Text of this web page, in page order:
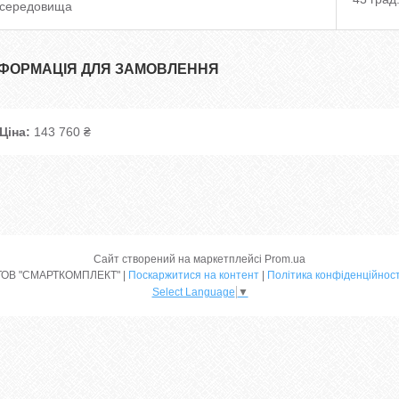
середовища
ДЛЯ ЗАМОВЛЕННЯ
Ціна: 143 760 ₴
Сайт створений на маркетплейсі Prom.ua
Поскаржитися на контент
Політика
Select Language ▼